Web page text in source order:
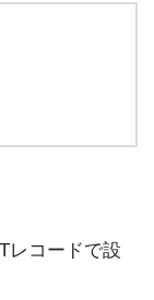
レコードで設